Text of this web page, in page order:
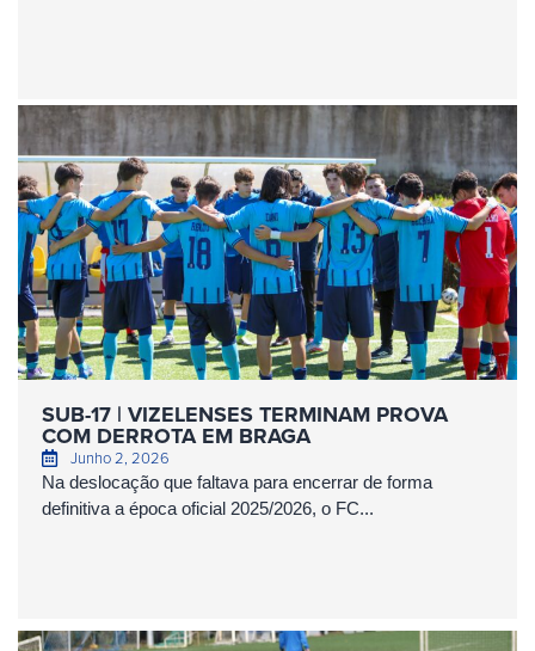
SUB-17 | VIZELENSES TERMINAM PROVA
COM DERROTA EM BRAGA
Junho 2, 2026
Na deslocação que faltava para encerrar de forma
definitiva a época oficial 2025/2026, o FC...